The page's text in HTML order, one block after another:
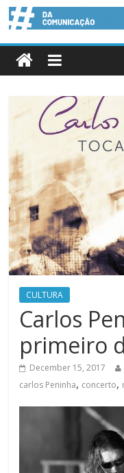
CULTURA
Carlos
primeiro
December 15, 2017
carlos Peninha, concerto,